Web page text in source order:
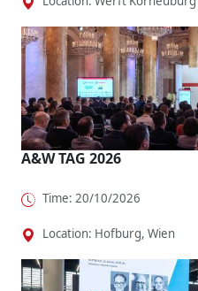
A&W TAG 2026
Time: 20/10/2026
Location: Hofburg, Wien